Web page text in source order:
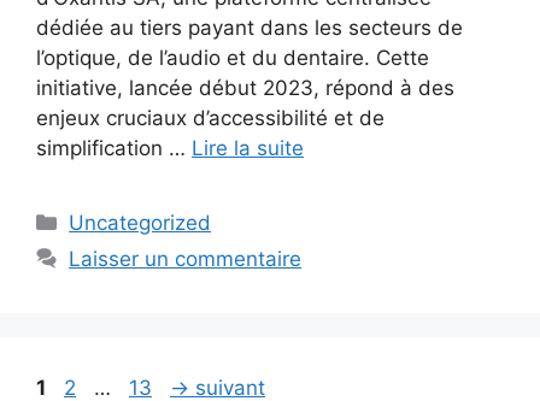
dédiée au tiers payant dans les secteurs de
l’optique, de l’audio et du dentaire. Cette
initiative, lancée début 2023, répond à des
enjeux cruciaux d’accessibilité et de
simplification … Lire la suite
Catégories
Uncategorized
Laisser un commentaire
Page
1 Page
2 … Page
13 → suivant